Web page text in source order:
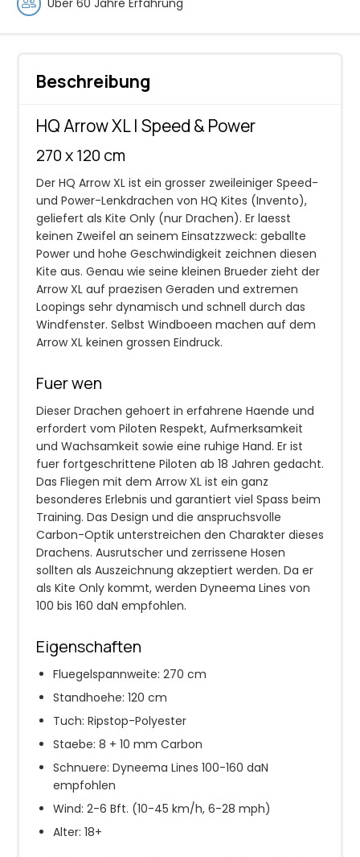
Über 60 Jahre Erfahrung
Beschreibung
HQ Arrow XL | Speed & Power
270 x 120 cm
Der HQ Arrow XL ist ein grosser zweileiniger Speed-
und Power-Lenkdrachen von HQ Kites (Invento),
geliefert als Kite Only (nur Drachen). Er laesst
keinen Zweifel an seinem Einsatzzweck: geballte
Power und hohe Geschwindigkeit zeichnen diesen
Kite aus. Genau wie seine kleinen Brueder zieht der
Arrow XL auf praezisen Geraden und extremen
Loopings sehr dynamisch und schnell durch das
Windfenster. Selbst Windboeen machen auf dem
Arrow XL keinen grossen Eindruck.
Fuer wen
Dieser Drachen gehoert in erfahrene Haende und
erfordert vom Piloten Respekt, Aufmerksamkeit
und Wachsamkeit sowie eine ruhige Hand. Er ist
fuer fortgeschrittene Piloten ab 18 Jahren gedacht.
Das Fliegen mit dem Arrow XL ist ein ganz
besonderes Erlebnis und garantiert viel Spass beim
Training. Das Design und die anspruchsvolle
Carbon-Optik unterstreichen den Charakter dieses
Drachens. Ausrutscher und zerrissene Hosen
sollten als Auszeichnung akzeptiert werden. Da er
als Kite Only kommt, werden Dyneema Lines von
100 bis 160 daN empfohlen.
Eigenschaften
Fluegelspannweite: 270 cm
Standhoehe: 120 cm
Tuch: Ripstop-Polyester
Staebe: 8 + 10 mm Carbon
Schnuere: Dyneema Lines 100-160 daN
empfohlen
Wind: 2-6 Bft. (10-45 km/h, 6-28 mph)
Alter: 18+